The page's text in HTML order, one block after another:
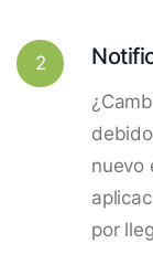
2
nuevo
por